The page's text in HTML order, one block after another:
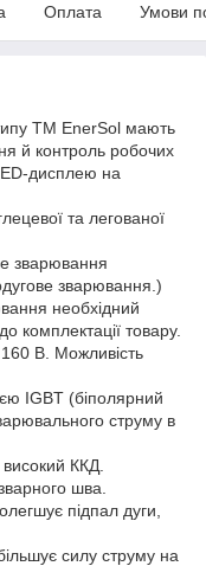
Оплата Умови
ТМ EnerSol мають
й контроль робочих
дисплею на
та легованої
зварювання
зварювання.)
необхідний
комплектації товару.
В. Можливість
IGBT (біполярний
струму в
ККД.
шва.
підпал дуги,
силу струму на